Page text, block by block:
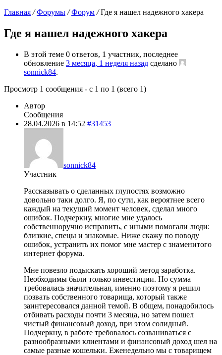
Главная / Форумы / Форум / Где я нашел надежного хакера
Где я нашел надежного хакера
В этой теме 0 ответов, 1 участник, последнее
обновление 3 месяца, 1 неделя назад сделано
sonnick84.
Просмотр 1 сообщения - с 1 по 1 (всего 1)
Автор
Сообщения
28.04.2026 в 14:52 #31453
sonnick84
Участник
Рассказывать о сделанных глупостях возможно
довольно таки долго. Я, по сути, как вероятнее всего
каждый на текущий момент человек, сделал много
ошибок. Подчеркну, многие мне удалось
собственноручно исправить, с иными помогали люди:
близкие, спецы и знакомые. Ниже скажу по поводу
ошибок, устранить их помог мне мастер с знаменитого
интернет форума.
Мне повезло подыскать хороший метод заработка.
Необходимы были только инвестиции. Но сумма
требовалась значительная, именно поэтому я решил
позвать собственного товарища, который также
заинтересовался данной темой. В общем, понадобилось
отбивать расходы почти 3 месяца, но затем пошел
чистый финансовый доход, при этом солидный.
Подчеркну, в работе требовалось созваниваться с
разнообразными клиентами и финансовый доход шел на
самые разные кошельки. Еженедельно мы с товарищем